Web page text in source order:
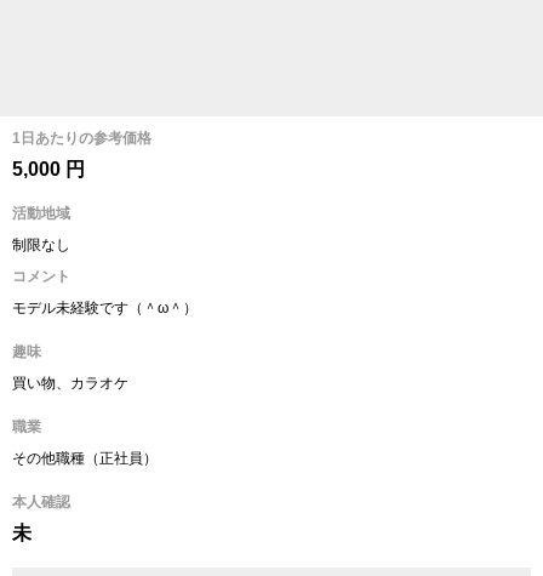
1日あたりの参考価格
5,000 円
活動地域
制限なし
コメント
モデル未経験です（＾ω＾）
趣味
買い物、カラオケ
職業
その他職種（正社員）
本人確認
未